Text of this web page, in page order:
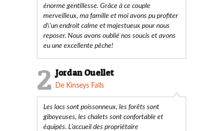
énorme gentillesse. Grâce à ce couple
merveilleux, ma famille et moi avons pu profiter
d\'un endroit calme et majestueux pour nous
reposer. Nous avons oublié nos soucis et avons
eu une excellente pêche!
2 Jordan Ouellet
De Kinseys Falls
Les lacs sont poissonneux, les forêts sont
giboyeuses, les chalets sont confortable et
équipés. L’accueil des propriétaire